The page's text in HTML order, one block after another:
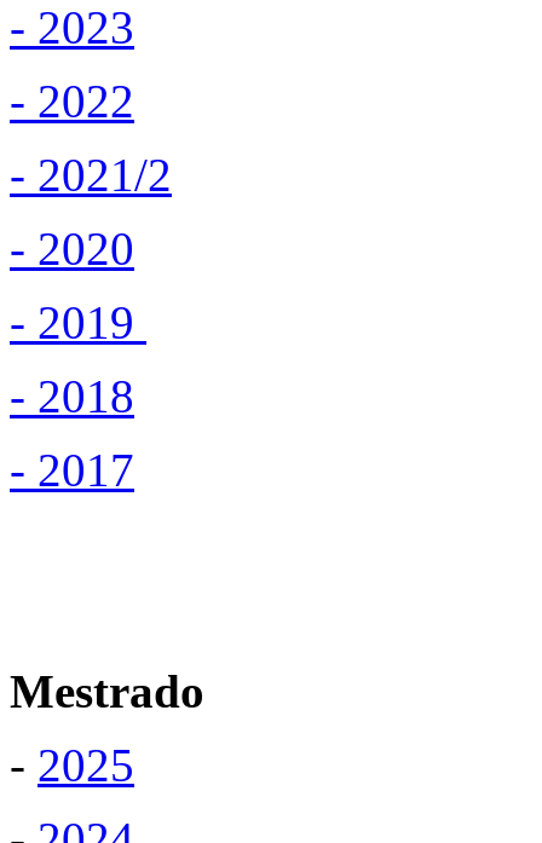
- 2023
- 2022
- 2021/2
- 2020
- 2019
- 2018
- 2017
Mestrado
- 2025